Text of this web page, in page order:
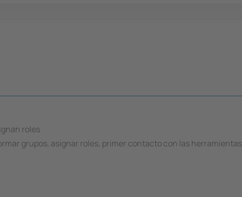
roles
grupos, asignar roles, primer contacto con las herramientas